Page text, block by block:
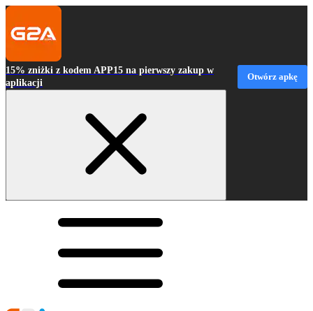
15% zniżki z kodem APP15 na pierwszy zakup w
aplikacji
Otwórz apkę